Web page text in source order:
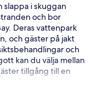
slappa i skuggan
och bor
Deras vattenpark
och gäster på jakt
och
kan du välja mellan
tillgång till en